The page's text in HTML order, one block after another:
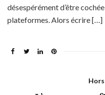
désespérément d’être
plateformes. Alors écrire […]